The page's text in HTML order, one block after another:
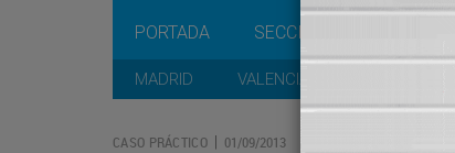
PORTADA SECCIONES
MADRID VALENCIA
CASO PRÁCTICO| 01/09/2013